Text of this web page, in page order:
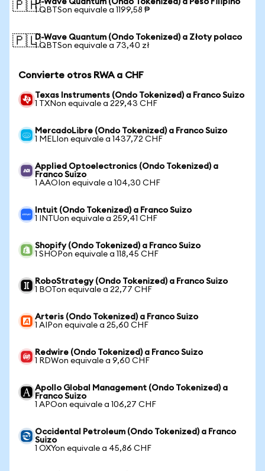
🇵🇭D-Wave Quantum (Ondo Tokenized) a Peso Filipino
1 QBTSon equivale a 1199,58 ₱
🇵🇱D-Wave Quantum (Ondo Tokenized) a Złoty polaco
1 QBTSon equivale a 73,40 zł
Convierte otros RWA a CHF
Texas Instruments (Ondo Tokenized) a Franco Suizo
1 TXNon equivale a 229,43 CHF
MercadoLibre (Ondo Tokenized) a Franco Suizo
1 MELIon equivale a 1437,72 CHF
Applied Optoelectronics (Ondo Tokenized) a
Franco Suizo
1 AAOIon equivale a 104,30 CHF
Intuit (Ondo Tokenized) a Franco Suizo
1 INTUon equivale a 259,41 CHF
Shopify (Ondo Tokenized) a Franco Suizo
1 SHOPon equivale a 118,45 CHF
RoboStrategy (Ondo Tokenized) a Franco Suizo
1 BOTon equivale a 22,77 CHF
Arteris (Ondo Tokenized) a Franco Suizo
1 AIPon equivale a 25,60 CHF
Redwire (Ondo Tokenized) a Franco Suizo
1 RDWon equivale a 9,60 CHF
Apollo Global Management (Ondo Tokenized) a
Franco Suizo
1 APOon equivale a 106,27 CHF
Occidental Petroleum (Ondo Tokenized) a Franco
Suizo
1 OXYon equivale a 45,86 CHF